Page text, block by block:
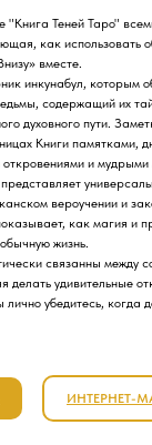
"Книга Теней Таро"
как использовать
вместе.
инкунабул, которым
содержащий их
духовного пути.
Книги памятками,
и
вероучении и
как магия и
жизнь.
связанны между
делать удивительные
убедитесь, когда
ИНТЕРНЕТ-